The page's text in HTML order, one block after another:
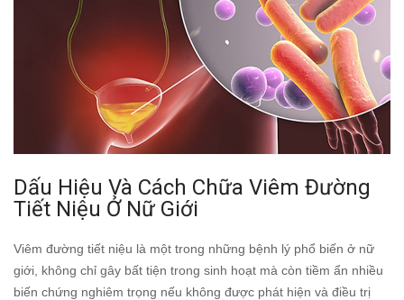
Dấu Hiệu Và Cách Chữa Viêm Đường
Tiết Niệu Ở Nữ Giới
Viêm đường tiết niệu là một trong những bệnh lý phổ biến ở nữ
giới, không chỉ gây bất tiện trong sinh hoạt mà còn tiềm ẩn nhiều
biến chứng nghiêm trọng nếu không được phát hiện và điều trị